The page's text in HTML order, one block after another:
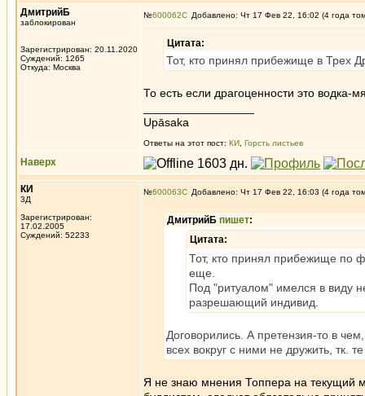
ДмитрийБ
заблокирован
Зарегистрирован: 20.11.2020
Суждений: 1265
Откуда: Москва
№600062 Добавлено: Чт 17 Фев 22, 16:02 (4 года
Цитата:
Тот, кто принял прибежище в Трех
То есть если драгоценности это водка-
Upāsaka
Ответы на этот пост: КИ Горсть листьев
Наверх
КИ
3Д
Зарегистрирован:
17.02.2005
Суждений: 52233
№600063 Добавлено: Чт 17 Фев 22, 16:03 (4 года
ДмитрийБ пишет:
Цитата:
Тот, кто принял прибежище по
еще.
Под "ритуалом" имелся в виду
разрешающий индивид.
Договорились. А претензия-то в
всех вокруг с ними не дружить, тк.
Я не знаю мнения Топпера на текущий